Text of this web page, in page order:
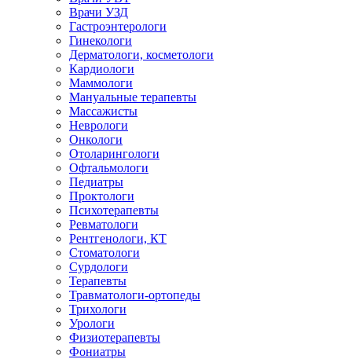
Врачи УЗД
Гастроэнтерологи
Гинекологи
Дерматологи, косметологи
Кардиологи
Маммологи
Мануальные терапевты
Массажисты
Неврологи
Онкологи
Отоларингологи
Офтальмологи
Педиатры
Проктологи
Психотерапевты
Ревматологи
Рентгенологи, КТ
Стоматологи
Сурдологи
Терапевты
Травматологи-ортопеды
Трихологи
Урологи
Физиотерапевты
Фониатры